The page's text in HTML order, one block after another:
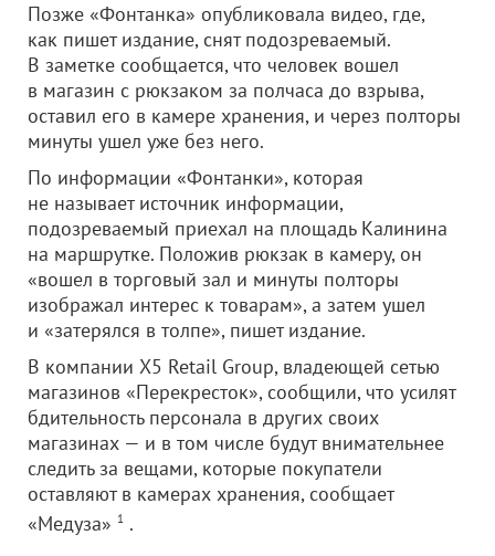
Позже «Фонтанка» опубликовала видео, где,
как пишет издание, снят подозреваемый.
В заметке сообщается, что человек вошел
в магазин с рюкзаком за полчаса до взрыва,
оставил его в камере хранения, и через полторы
минуты ушел уже без него.
По информации «Фонтанки», которая
не называет источник информации,
подозреваемый приехал на площадь Калинина
на маршрутке. Положив рюкзак в камеру, он
«вошел в торговый зал и минуты полторы
изображал интерес к товарам», а затем ушел
и «затерялся в толпе», пишет издание.
В компании Х5 Retail Group, владеющей сетью
магазинов «Перекресток», сообщили, что усилят
бдительность персонала в других своих
магазинах — и в том числе будут внимательнее
следить за вещами, которые покупатели
оставляют в камерах хранения, сообщает
«Медуза» 1 .